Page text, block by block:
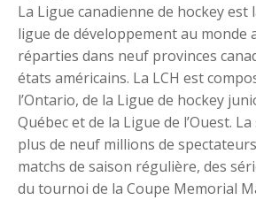
La Ligue canadienne de hockey
ligue de développement au monde
réparties dans neuf provinces
états américains. La LCH est
l’Ontario, de la Ligue de hockey
Québec et de la Ligue de l’Ouest.
plus de neuf millions de
matchs de saison régulière, des
du tournoi de la Coupe Memorial